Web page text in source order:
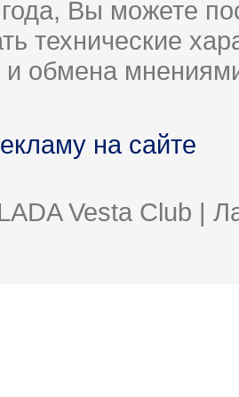
года, Вы можете
технические
обмена
на сайте
Vesta Club |